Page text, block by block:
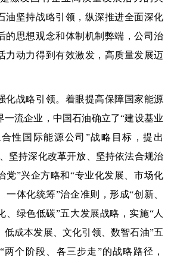
油坚持战略引领，纵深推进全面深化
的思想观念和体制机制弊端，公司治
力动力得到有效激发，高质量发展迈
战略引领。 着眼提高保障国家能源
一流企业，中国石油确立了“建设基业
性国际能源公司”战略目标，提出
坚持深化改革开放、坚持依法合规治
党”兴企方略和“专业化发展、市场化
一体化统筹”治企准则，形成“创新、
、绿色低碳”五大发展战略，实施“人
低成本发展、文化引领、数智石油”五
两个阶段、各三步走”的战略路径，